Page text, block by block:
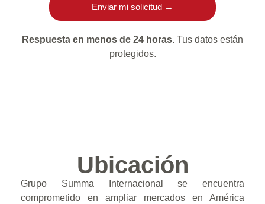
Respuesta en menos de 24 horas. Tus datos están
protegidos.
Ubicación
Grupo Summa Internacional se encuentra
comprometido en ampliar mercados en América